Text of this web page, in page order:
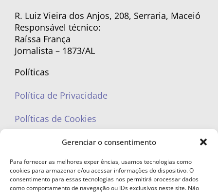
Gerenciar o consentimento
Para fornecer as melhores experiências, usamos tecnologias como
cookies para armazenar e/ou acessar informações do dispositivo. O
consentimento para essas tecnologias nos permitirá processar dados
como comportamento de navegação ou IDs exclusivos neste site. Não
R. Luiz Vieira dos Anjos, 208, Serraria, Maceió
Responsável técnico:
Raíssa França
Jornalista – 1873/AL
Políticas
Política de Privacidade
Políticas de Cookies
portaleufemea@gmail.com